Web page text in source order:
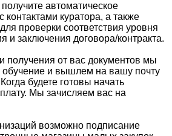
автоматическое
контактами куратора, а также
проверки соответствия уровня
и заключения договора/контракта.
получения от вас документов мы
обучение и вышлем на вашу почту
будете готовы начать
Мы зачисляем вас на
возможно подписание